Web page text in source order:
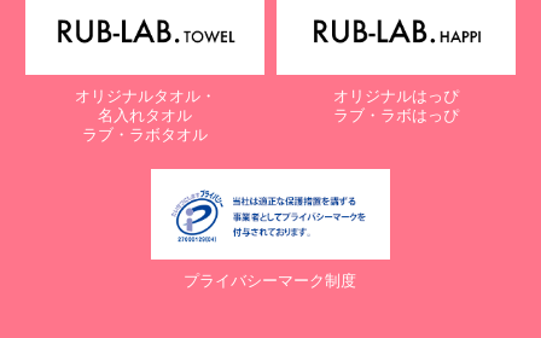
オリジナルタオル・
名入れタオル
ラブ・ラボタオル
オリジナルはっぴ
ラブ・ラボはっぴ
プライバシーマーク制度